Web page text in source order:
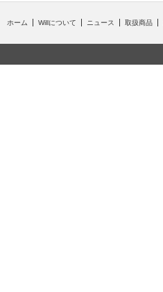
ホーム Willについて ニュース 取扱商品